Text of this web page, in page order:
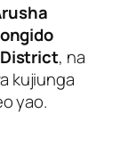
, na
kujiunga
yao.